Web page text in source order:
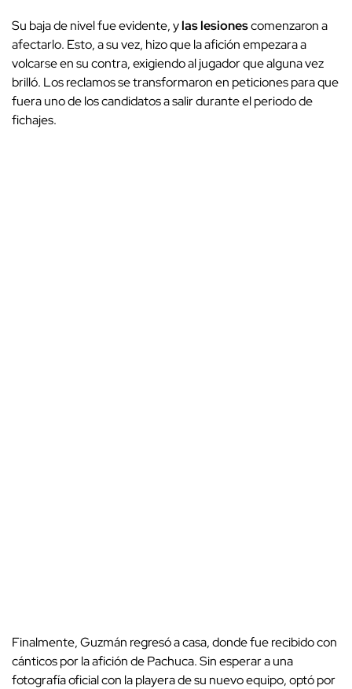
Su baja de nivel fue evidente, ylas lesionescomenzaron a
afectarlo. Esto, a su vez, hizo que la afición empezara a
volcarse en su contra, exigiendo al jugador que alguna vez
brilló. Los reclamos se transformaron en peticiones para que
fuera uno de los candidatos a salir durante el periodo de
fichajes.
Finalmente, Guzmán regresó a casa, donde fue recibido con
cánticos por la afición de Pachuca. Sin esperar a una
fotografía oficial con la playera de su nuevo equipo, optó por